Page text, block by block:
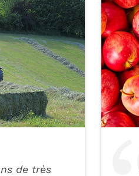
de très